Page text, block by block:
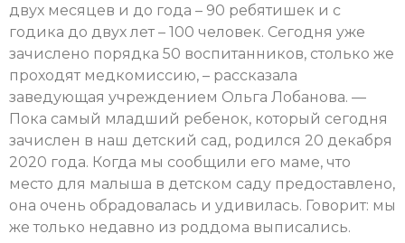
двух месяцев и до года – 90 ребятишек и с
годика до двух лет – 100 человек. Сегодня уже
зачислено порядка 50 воспитанников, столько же
проходят медкомиссию, – рассказала
заведующая учреждением Ольга Лобанова. —
Пока самый младший ребенок, который сегодня
зачислен в наш детский сад, родился 20 декабря
2020 года. Когда мы сообщили его маме, что
место для малыша в детском саду предоставлено,
она очень обрадовалась и удивилась. Говорит: мы
же только недавно из роддома выписались.